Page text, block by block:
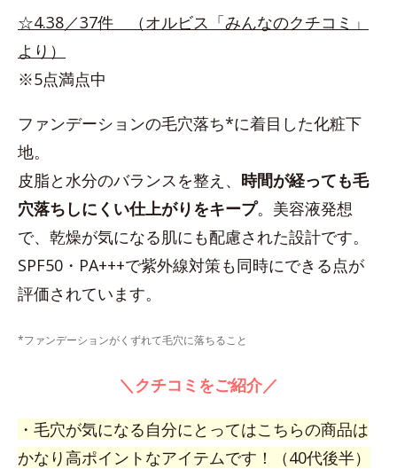
☆4.38／37件 （オルビス「みんなのクチコミ」
より）
※5点満点中
ファンデーションの毛穴落ち*に着目した化粧下
地。
皮脂と水分のバランスを整え、 時間が経っても毛
穴落ちしにくい仕上がりをキープ。美容液発想
で、乾燥が気になる肌にも配慮された設計です。
SPF50・PA+++で紫外線対策も同時にできる点が
評価されています。
*ファンデーションがくずれて毛穴に落ちること
＼クチコミをご紹介／
・毛穴が気になる自分にとってはこちらの商品は
かなり高ポイントなアイテムです！（40代後半）